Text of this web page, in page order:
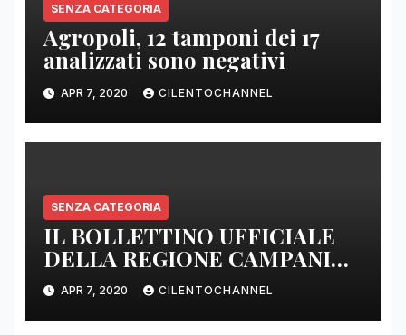
SENZA CATEGORIA
Agropoli, 12 tamponi dei 17
analizzati sono negativi
APR 7, 2020 CILENTOCHANNEL
SENZA CATEGORIA
IL BOLLETTINO UFFICIALE
DELLA REGIONE CAMPANIA
DELLE ORE 22.00
APR 7, 2020 CILENTOCHANNEL